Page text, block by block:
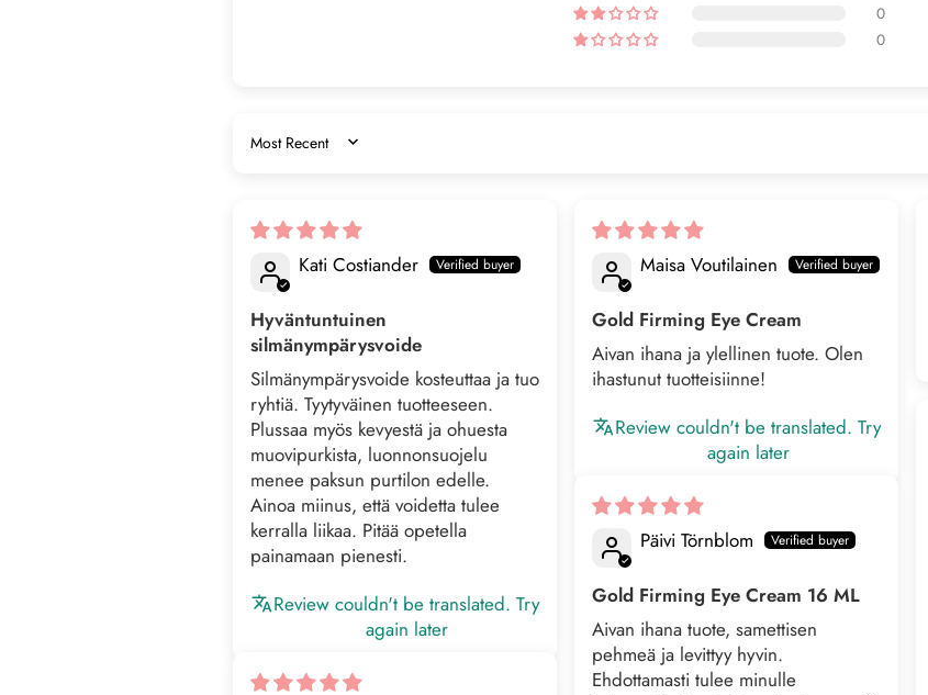
0
0
SORT BY
Kati Costiander
Hyväntuntuinen
silmänympärysvoide
Silmänympärysvoide kosteuttaa ja tuo
ryhtiä. Tyytyväinen tuotteeseen.
Plussaa myös kevyestä ja ohuesta
muovipurkista, luonnonsuojelu
menee paksun purtilon edelle.
Ainoa miinus, että voidetta tulee
kerralla liikaa. Pitää opetella
painamaan pienesti.
Review couldn't be translated. Try
again later
Maisa Voutilainen
Gold Firming Eye Cream
Aivan ihana ja ylellinen tuote. Olen
ihastunut tuotteisiinne!
Review couldn't be translated. Try
again later
Päivi Törnblom
Gold Firming Eye Cream 16 ML
Aivan ihana tuote, samettisen
pehmeä ja levittyy hyvin.
Ehdottamasti tulee minulle